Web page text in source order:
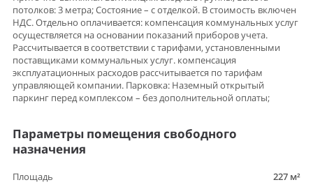
потолков: 3 метра; Состояние – с отделкой. В стоимость включен
НДС. Отдельно оплачивается: компенсация коммунальных услуг
осуществляется на основании показаний приборов учета.
Рассчитывается в соответствии с тарифами, установленными
поставщиками коммунальных услуг. компенсация
эксплуатационных расходов рассчитывается по тарифам
управляющей компании. Парковка: Наземный открытый
паркинг перед комплексом – без дополнительной оплаты;
Параметры помещения свободного
назначения
Площадь 227 м²